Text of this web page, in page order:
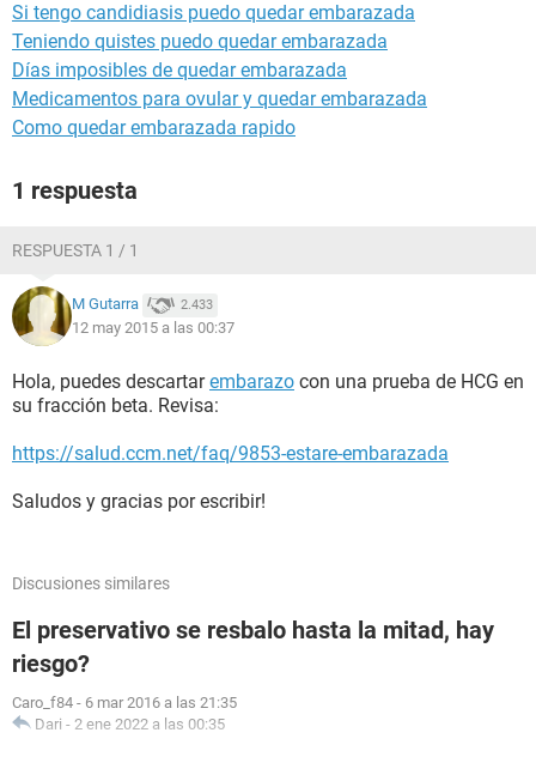
Si tengo candidiasis puedo quedar embarazada
Teniendo quistes puedo quedar embarazada
Días imposibles de quedar embarazada
Medicamentos para ovular y quedar embarazada
Como quedar embarazada rapido
1 respuesta
RESPUESTA 1 / 1
M Gutarra 2.433
12 may 2015 a las 00:37
Hola, puedes descartarembarazo con una prueba de HCG en
su fracción beta. Revisa:
https://salud.ccm.net/faq/9853-estare-embarazada
Saludos y gracias por escribir!
Discusiones similares
El preservativo se resbalo hasta la mitad, hay
riesgo?
Caro_f84 - 6 mar 2016 a las 21:35
Dari - 2 ene 2022 a las 00:35